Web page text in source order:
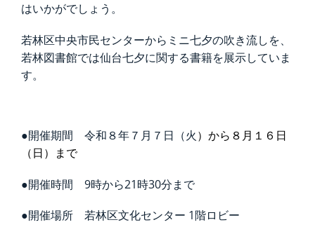
はいかがでしょう。
若林区中央市民センターからミニ七夕の吹き流しを、
若林図書館では仙台七夕に関する書籍を展示していま
す。
●開催期間 令和８年７月７日（火）から８月１６日
（日）まで
●開催時間 9時から21時30分まで
●開催場所 若林区文化センター 1階ロビー